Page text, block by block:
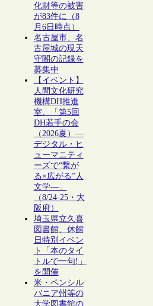
化財等の被害
が83件に（8
月6日時点）
名古屋市、名
古屋城の現天
守閣の記録を
募集中
【イベント】
人間文化研究
機構DH推進
室、「第5回
DH若手の会
（2026夏）―
デジタル・ヒ
ューマニティ
ーズで“繋が
る×広がる”人
文学―」
（8/24-25・大
阪府）
埼玉県立久喜
図書館、休館
日特別イベン
ト「本のタイ
トルで一句!」
を開催
米・ペンシル
バニア州等の
大学図書館の